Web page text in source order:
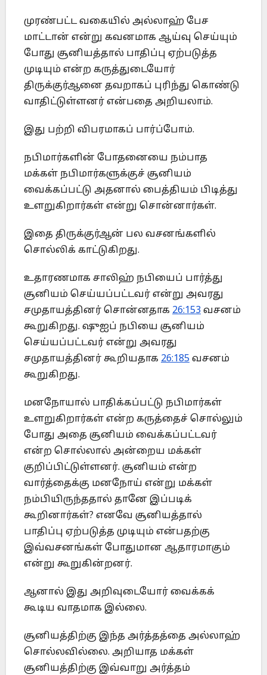
முரண்பட்ட வகையில் அல்லாஹ் பேச
மாட்டான் என்று கவனமாக ஆய்வு செய்யும்
போது சூனியத்தால் பாதிப்பு ஏற்படுத்த
முடியும் என்ற கருத்துடையோர்
திருக்குர்ஆனை தவறாகப் புரிந்து கொண்டு
வாதிட்டுள்ளனர் என்பதை அறியலாம்.
இது பற்றி விபரமாகப் பார்ப்போம்.
நபிமார்களின் போதனையை நம்பாத
மக்கள் நபிமார்களுக்குச் சூனியம்
வைக்கப்பட்டு அதனால் பைத்தியம் பிடித்து
உளறுகிறார்கள் என்று சொன்னார்கள்.
இதை திருக்குர்ஆன் பல வசனங்களில்
சொல்லிக் காட்டுகிறது.
உதாரணமாக சாலிஹ் நபியைப் பார்த்து
சூனியம் செய்யப்பட்டவர் என்று அவரது
சமுதாயத்தினர் சொன்னதாக 26:153 வசனம்
கூறுகிறது. ஷுஐப் நபியை சூனியம்
செய்யப்பட்டவர் என்று அவரது
சமுதாயத்தினர் கூறியதாக 26:185 வசனம்
கூறுகிறது.
மனநோயால் பாதிக்கப்பட்டு நபிமார்கள்
உளறுகிறார்கள் என்ற கருத்தைச் சொல்லும்
போது அதை சூனியம் வைக்கப்பட்டவர்
என்ற சொல்லால் அன்றைய மக்கள்
குறிப்பிட்டுள்ளனர். சூனியம் என்ற
வார்த்தைக்கு மனநோய் என்று மக்கள்
நம்பியிருந்ததால் தானே இப்படிக்
கூறினார்கள்? எனவே சூனியத்தால்
பாதிப்பு ஏற்படுத்த முடியும் என்பதற்கு
இவ்வசனங்கள் போதுமான ஆதாரமாகும்
என்று கூறுகின்றனர்.
ஆனால் இது அறிவுடையோர் வைக்கக்
கூடிய வாதமாக இல்லை.
சூனியத்திற்கு இந்த அர்த்தத்தை அல்லாஹ்
சொல்லவில்லை. அறியாத மக்கள்
சூனியத்திற்கு இவ்வாறு அர்த்தம்